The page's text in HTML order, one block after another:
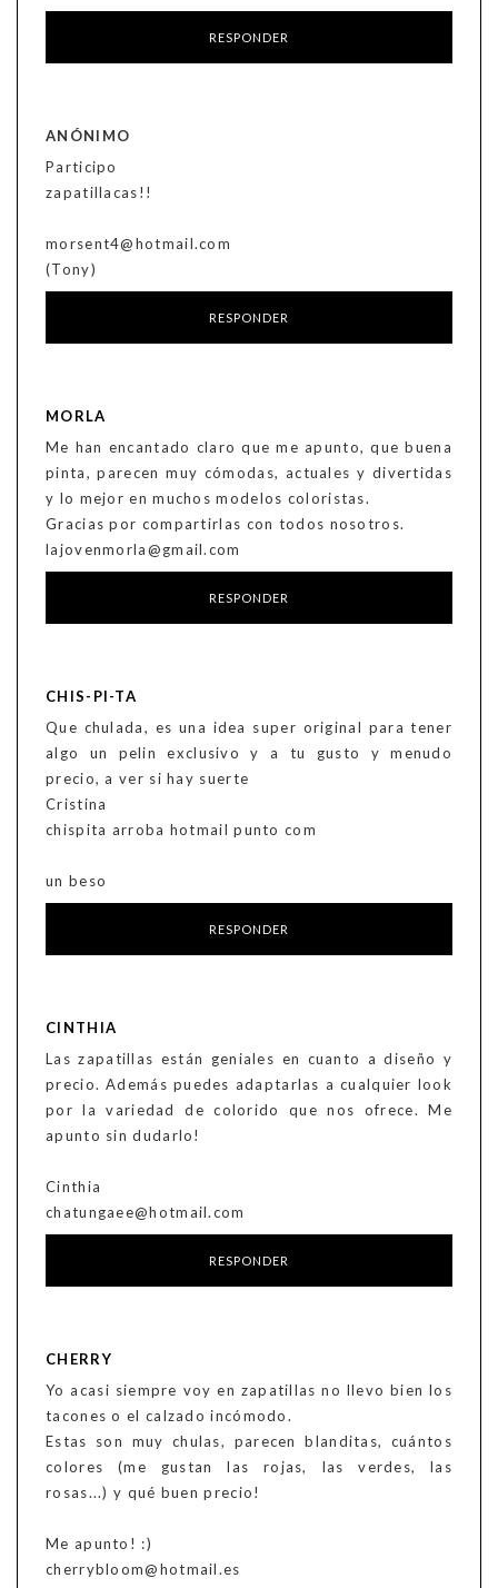
RESPONDER
ANÓNIMO
Participo
zapatillacas!!
morsent4@hotmail.com
(Tony)
RESPONDER
MORLA
Me han encantado claro que me apunto, que buena
pinta, parecen muy cómodas, actuales y divertidas
y lo mejor en muchos modelos coloristas.
Gracias por compartirlas con todos nosotros.
lajovenmorla@gmail.com
RESPONDER
CHIS-PI-TA
Que chulada, es una idea super original para tener
algo un pelin exclusivo y a tu gusto y menudo
precio, a ver si hay suerte
Cristina
chispita arroba hotmail punto com
un beso
RESPONDER
CINTHIA
Las zapatillas están geniales en cuanto a diseño y
precio. Además puedes adaptarlas a cualquier look
por la variedad de colorido que nos ofrece. Me
apunto sin dudarlo!
Cinthia
chatungaee@hotmail.com
RESPONDER
CHERRY
Yo acasi siempre voy en zapatillas no llevo bien los
tacones o el calzado incómodo.
Estas son muy chulas, parecen blanditas, cuántos
colores (me gustan las rojas, las verdes, las
rosas...) y qué buen precio!
Me apunto! :)
cherrybloom@hotmail.es